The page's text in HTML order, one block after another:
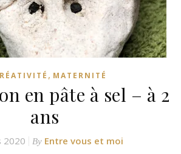
, MATERNITÉ
en pâte à sel – à 2
ans
2020 By Entre vous et moi